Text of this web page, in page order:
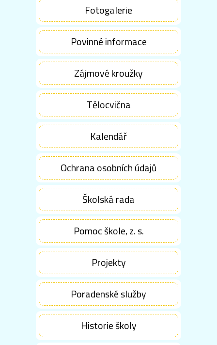
Fotogalerie
Povinné informace
Zájmové kroužky
Tělocvična
Kalendář
Ochrana osobních údajů
Školská rada
Pomoc škole, z. s.
Projekty
Poradenské služby
Historie školy